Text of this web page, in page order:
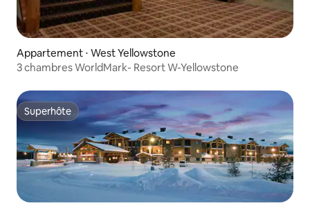
Appartement ⋅ West Yellowstone
3 chambres WorldMark- Resort W-Yellowstone
Superhôte
Superhôte